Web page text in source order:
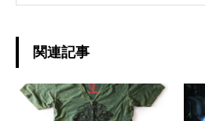
の釣りやアウトド
介できればと思い
いたします。◆担当
関連記事